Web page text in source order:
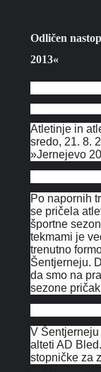
Odličen
2013«
Atletinje in
sredo, 21. 8.
»Jernejevo
Po napornih
se pričela
športne
tekmami je
trenutno
Šentjerneju.
da smo na
sezone
V
alteti AD
stopničke za